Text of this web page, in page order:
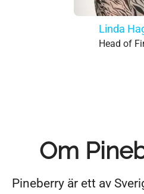
Linda
Head of
Om
Pineberry är ett av